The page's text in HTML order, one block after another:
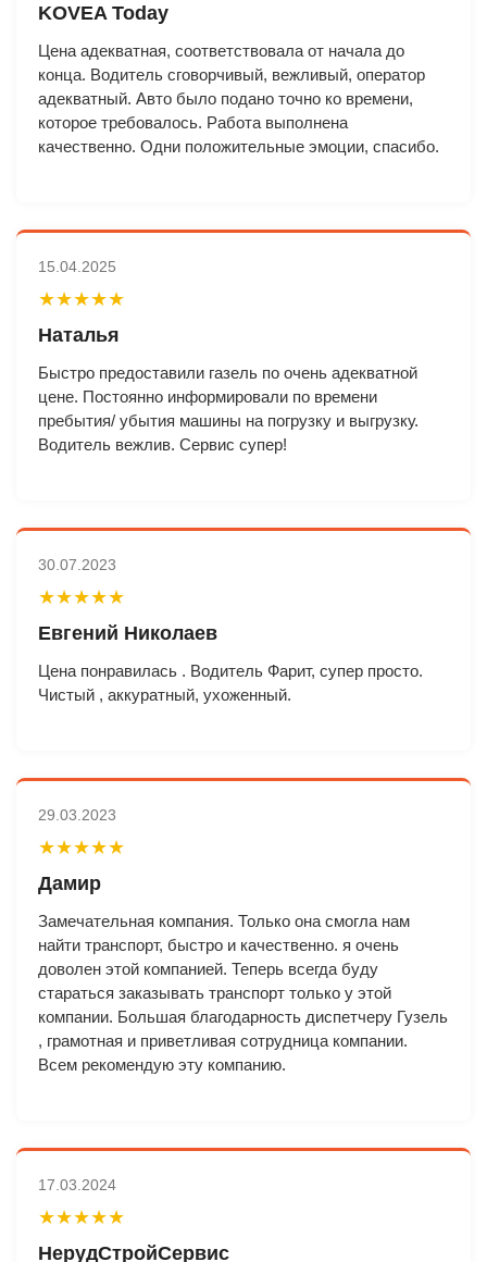
KOVEA Today
Цена адекватная, соответствовала от начала до
конца. Водитель сговорчивый, вежливый, оператор
адекватный. Авто было подано точно ко времени,
которое требовалось. Работа выполнена
качественно. Одни положительные эмоции, спасибо.
15.04.2025
★★★★★
Наталья
Быстро предоставили газель по очень адекватной
цене. Постоянно информировали по времени
пребытия/ убытия машины на погрузку и выгрузку.
Водитель вежлив. Сервис супер!
30.07.2023
★★★★★
Евгений Николаев
Цена понравилась . Водитель Фарит, супер просто.
Чистый , аккуратный, ухоженный.
29.03.2023
★★★★★
Дамир
Замечательная компания. Только она смогла нам
найти транспорт, быстро и качественно. я очень
доволен этой компанией. Теперь всегда буду
стараться заказывать транспорт только у этой
компании. Большая благодарность диспетчеру Гузель
, грамотная и приветливая сотрудница компании.
Всем рекомендую эту компанию.
17.03.2024
★★★★★
НерудСтройСервис